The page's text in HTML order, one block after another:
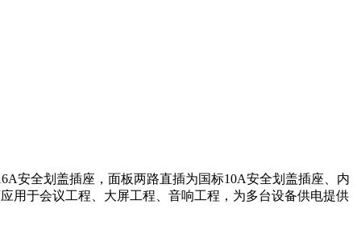
安全划盖插座，面板两路直插为国标10A安全划盖插座、内
用于会议工程、大屏工程、音响工程，为多台设备供电提供